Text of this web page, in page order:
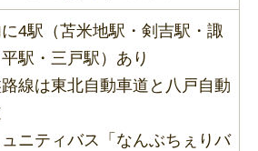
4駅（苫米地駅・剣吉駅・諏
駅・三戸駅）あり
線は東北自動車道と八戸自動
ニティバス「なんぶちぇりバ